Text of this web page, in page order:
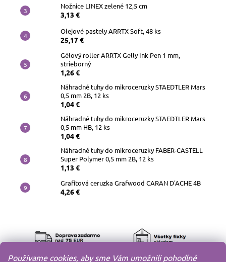
Používame cookies, aby sme Vám umožnili pohodlné
Nožnice LINEX zelené 12,5 cm
3,13 €
Olejové pastely ARRTX Soft, 48 ks
25,17 €
Gélový roller ARRTX Gelly Ink Pen 1 mm,
strieborný
1,26 €
Náhradné tuhy do mikroceruzky STAEDTLER Mars
0,5 mm 2B, 12 ks
1,04 €
Náhradné tuhy do mikroceruzky STAEDTLER Mars
0,5 mm HB, 12 ks
1,04 €
Náhradné tuhy do mikroceruzky FABER-CASTELL
Super Polymer 0,5 mm 2B, 12 ks
1,13 €
Grafitová ceruzka Grafwood CARAN D'ACHE 4B
4,26 €